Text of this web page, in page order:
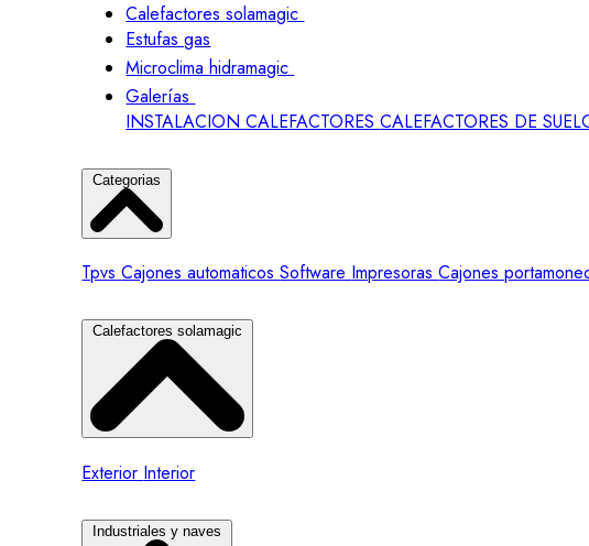
Calefactores solamagic
Estufas gas
Microclima hidramagic
Galerías
INSTALACION CALEFACTORESCALEFACTORES DE
Categorias
TpvsCajones automaticosSoftware ImpresorasCajones
Calefactores solamagic
Exterior Interior
Industriales y naves